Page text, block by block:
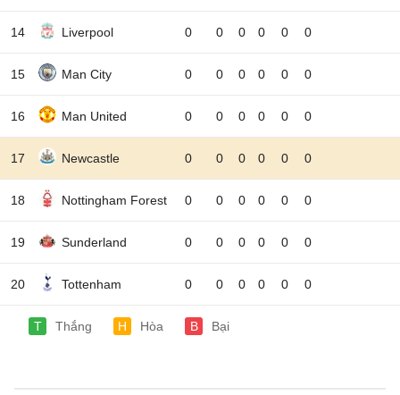
14 Liverpool 0 0 0 0 0 0
15 Man City 0 0 0 0 0 0
16 Man United 0 0 0 0 0 0
17 Newcastle 0 0 0 0 0 0
18 Nottingham Forest 0 0 0 0 0 0
19 Sunderland 0 0 0 0 0 0
20 Tottenham 0 0 0 0 0 0
T Thắng H Hòa B Bại